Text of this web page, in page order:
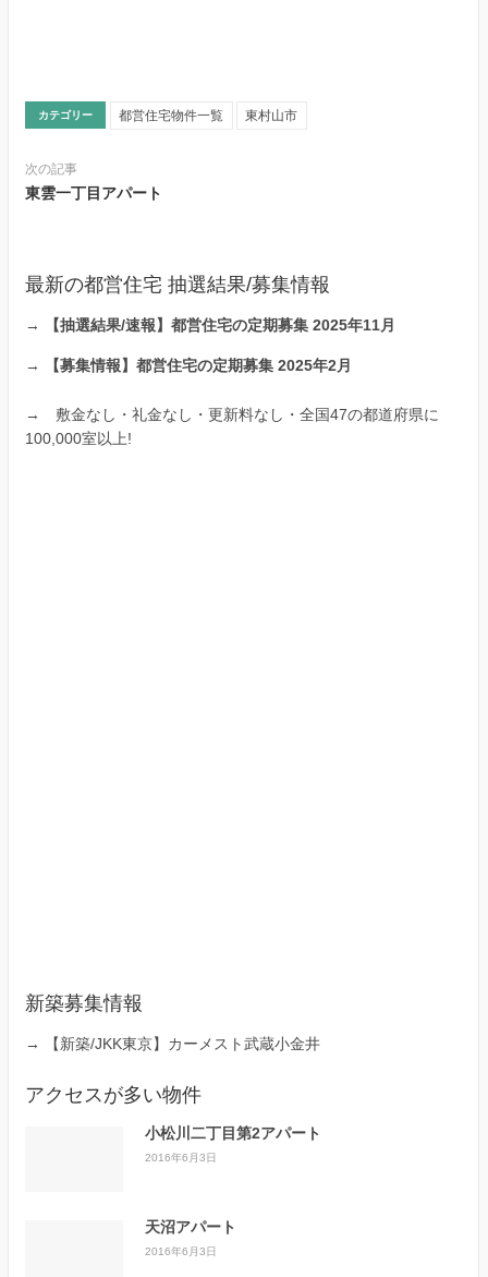
カテゴリー 都営住宅物件一覧 東村山市
次の記事
東雲一丁目アパート
最新の都営住宅 抽選結果/募集情報
→ 【抽選結果/速報】都営住宅の定期募集 2025年11月
→ 【募集情報】都営住宅の定期募集 2025年2月
→ 敷金なし・礼金なし・更新料なし・全国47の都道府県に
100,000室以上!
新築募集情報
→ 【新築/JKK東京】カーメスト武蔵小金井
アクセスが多い物件
小松川二丁目第2アパート
2016年6月3日
天沼アパート
2016年6月3日